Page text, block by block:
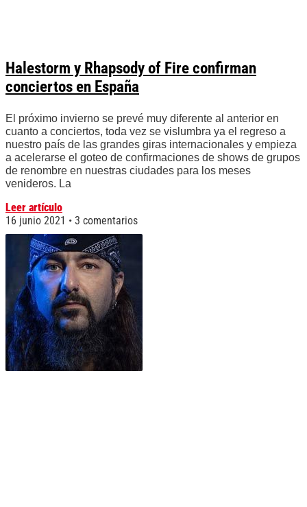
Halestorm y Rhapsody of Fire confirman
conciertos en España
El próximo invierno se prevé muy diferente al anterior en
cuanto a conciertos, toda vez se vislumbra ya el regreso a
nuestro país de las grandes giras internacionales y empieza
a acelerarse el goteo de confirmaciones de shows de grupos
de renombre en nuestras ciudades para los meses
venideros. La
Leer artículo
16 junio 2021
3 comentarios